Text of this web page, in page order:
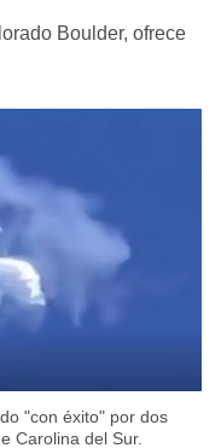
Boulder, ofrece
"con éxito" por dos
Carolina del Sur.